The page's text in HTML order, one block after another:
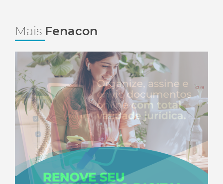
Mais Fenacon